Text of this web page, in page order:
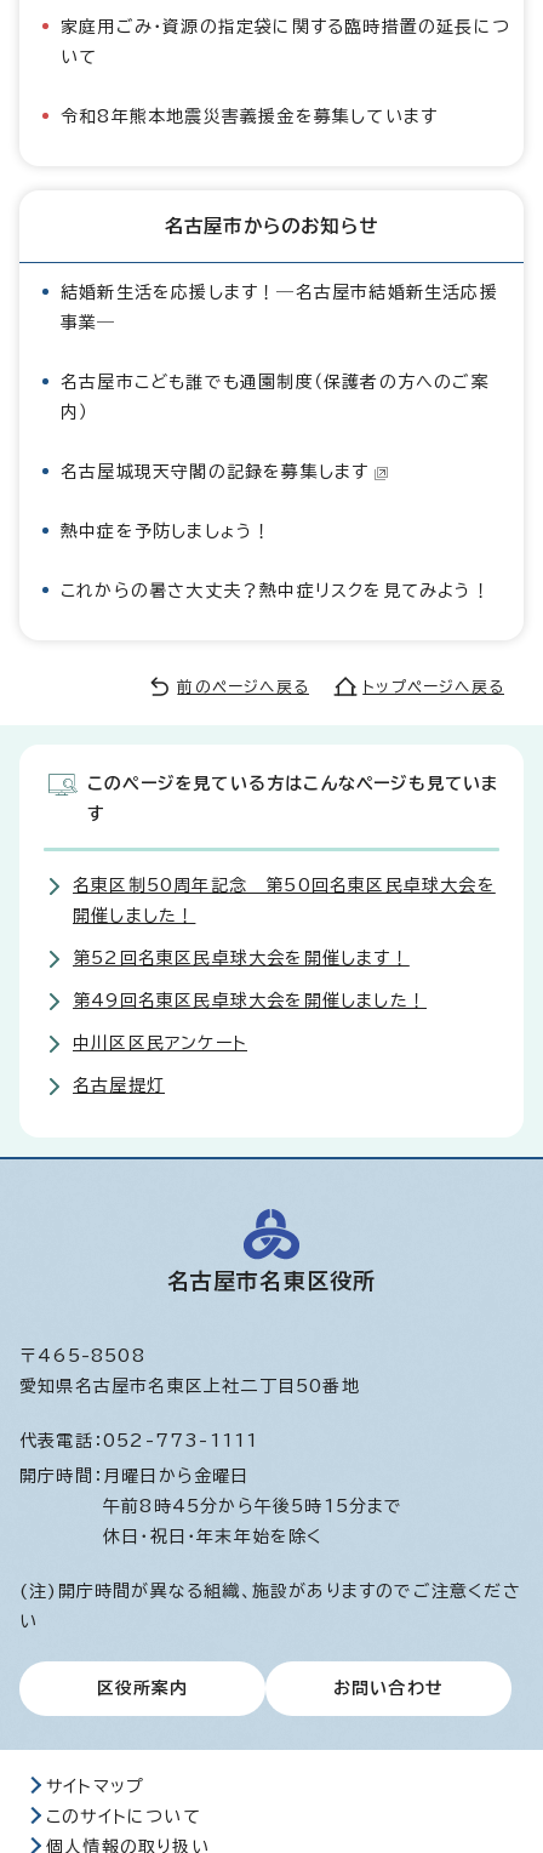
家庭用ごみ・資源の指定袋に関する臨時措置の延長につ
いて
令和8年熊本地震災害義援金を募集しています
名古屋市からのお知らせ
結婚新生活を応援します！―名古屋市結婚新生活応援
事業―
名古屋市こども誰でも通園制度（保護者の方へのご案
内）
名古屋城現天守閣の記録を募集します
熱中症を予防しましょう！
これからの暑さ大丈夫？熱中症リスクを見てみよう！
前のページへ戻る トップページへ戻る
このページを見ている方はこんなページも見ていま
す
名東区制50周年記念 第50回名東区民卓球大会を
開催しました！
第52回名東区民卓球大会を開催します！
第49回名東区民卓球大会を開催しました！
中川区区民アンケート
名古屋提灯
名古屋市名東区役所
〒465-8508
愛知県名古屋市名東区上社二丁目50番地
代表電話： 052-773-1111
開庁時間： 月曜日から金曜日
午前8時45分から午後5時15分まで
休日・祝日・年末年始を除く
(注)開庁時間が異なる組織、施設がありますのでご注意くださ
い
区役所案内 お問い合わせ
サイトマップ
このサイトについて
個人情報の取り扱い